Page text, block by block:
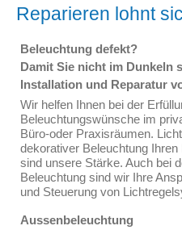
Reparieren lohnt
Beleuchtung defekt?
Damit Sie nicht im Dunkeln
Installation und Reparatur
Wir helfen Ihnen bei der
Beleuchtungswünsche im
Büro-oder Praxisräumen.
dekorativer Beleuchtung
sind unsere Stärke. Auch bei
Beleuchtung sind wir Ihre
und Steuerung von
Aussenbeleuchtung